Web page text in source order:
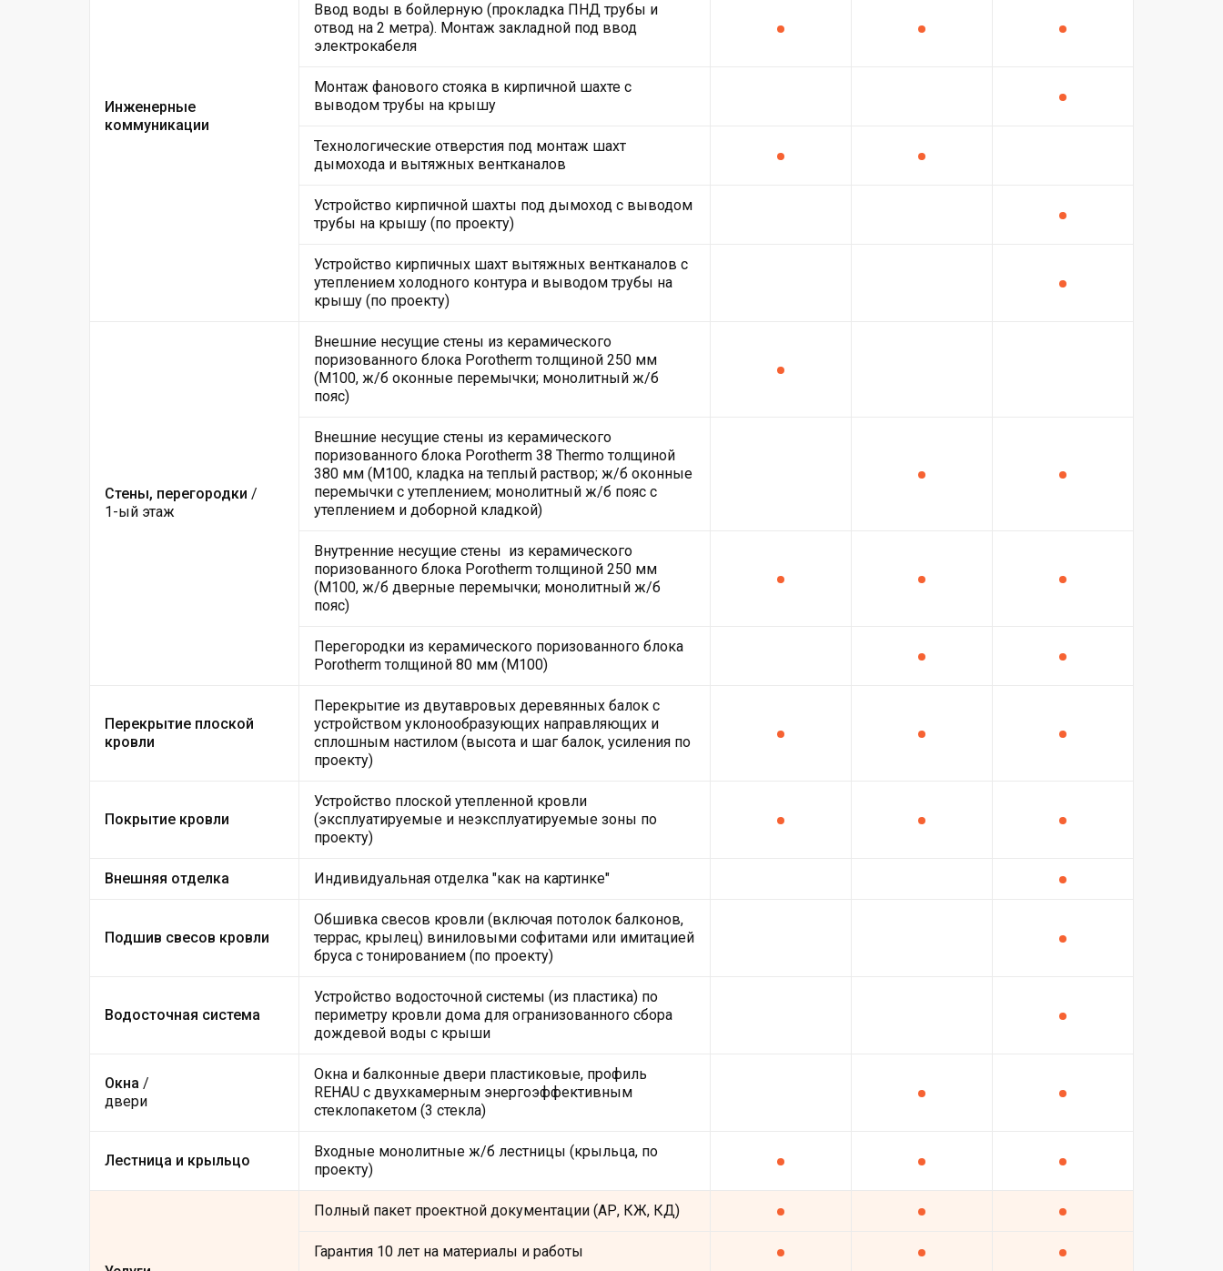
Инженерные
коммуникации
Ввод воды в бойлерную (прокладка ПНД трубы и
отвод на 2 метра). Монтаж закладной под ввод
электрокабеля
Монтаж фанового стояка в кирпичной шахте с
выводом трубы на крышу
Технологические отверстия под монтаж шахт
дымохода и вытяжных вентканалов
Устройство кирпичной шахты под дымоход с выводом
трубы на крышу (по проекту)
Устройство кирпичных шахт вытяжных вентканалов с
утеплением холодного контура и выводом трубы на
крышу (по проекту)
Стены, перегородки /
1-ый этаж
Внешние несущие стены из керамического
поризованного блока Porotherm толщиной 250 мм
(М100, ж/б оконные перемычки; монолитный ж/б
пояс)
Внешние несущие стены из керамического
поризованного блока Porotherm 38 Thermo толщиной
380 мм (М100, кладка на теплый раствор; ж/б оконные
перемычки с утеплением; монолитный ж/б пояс с
утеплением и доборной кладкой)
Внутренние несущие стены из керамического
поризованного блока Porotherm толщиной 250 мм
(М100, ж/б дверные перемычки; монолитный ж/б
пояс)
Перегородки из керамического поризованного блока
Porotherm толщиной 80 мм (М100)
Перекрытие плоской
кровли
Перекрытие из двутавровых деревянных балок с
устройством уклонообразующих направляющих и
сплошным настилом (высота и шаг балок, усиления по
проекту)
Покрытие кровли
Устройство плоской утепленной кровли
(эксплуатируемые и неэксплуатируемые зоны по
проекту)
Внешняя отделка Индивидуальная отделка "как на картинке"
Подшив свесов кровли
Обшивка свесов кровли (включая потолок балконов,
террас, крылец) виниловыми софитами или имитацией
бруса с тонированием (по проекту)
Водосточная система
Устройство водосточной системы (из пластика) по
периметру кровли дома для огранизованного сбора
дождевой воды с крыши
Окна /
двери
Окна и балконные двери пластиковые, профиль
REHAU с двухкамерным энергоэффективным
стеклопакетом (3 стекла)
Лестница и крыльцо
Входные монолитные ж/б лестницы (крыльца, по
проекту)
Полный пакет проектной документации (АР, КЖ, КД)
Гарантия 10 лет на материалы и работы